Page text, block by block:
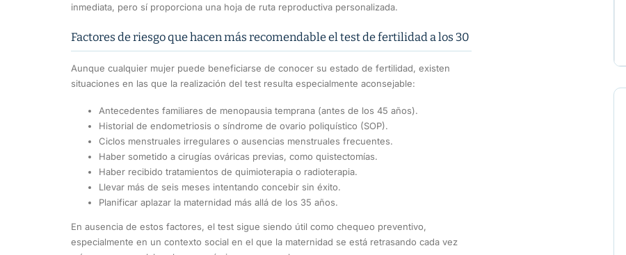
inmediata, pero sí proporciona una hoja de ruta reproductiva personalizada.
Factores de riesgo que hacen más recomendable el test de fertilidad a los 30
Aunque cualquier mujer puede beneficiarse de conocer su estado de fertilidad, existen
situaciones en las que la realización del test resulta especialmente aconsejable:
Antecedentes familiares de menopausia temprana (antes de los 45 años).
Historial de endometriosis o síndrome de ovario poliquístico (SOP).
Ciclos menstruales irregulares o ausencias menstruales frecuentes.
Haber sometido a cirugías ováricas previas, como quistectomías.
Haber recibido tratamientos de quimioterapia o radioterapia.
Llevar más de seis meses intentando concebir sin éxito.
Planificar aplazar la maternidad más allá de los 35 años.
En ausencia de estos factores, el test sigue siendo útil como chequeo preventivo,
especialmente en un contexto social en el que la maternidad se está retrasando cada vez